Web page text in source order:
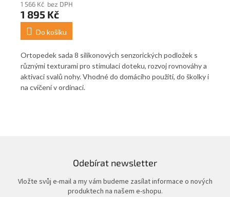
1 566 Kč bez DPH
1 895 Kč
Do košíku
Ortopedek sada 8 silikonových senzorických podložek s
různými texturami pro stimulaci doteku, rozvoj rovnováhy a
aktivaci svalů nohy. Vhodné do domácího použití, do školky i
na cvičení v ordinaci.
Odebírat newsletter
Vložte svůj e-mail a my vám budeme zasílat informace o nových
produktech na našem e-shopu.